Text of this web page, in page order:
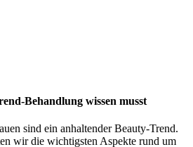
Behandlung wissen musst
sind ein anhaltender Beauty-Trend.
wir die wichtigsten Aspekte rund um